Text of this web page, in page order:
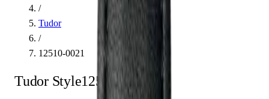
/
Tudor
/
12510-0021
Tudor Style12510-0021